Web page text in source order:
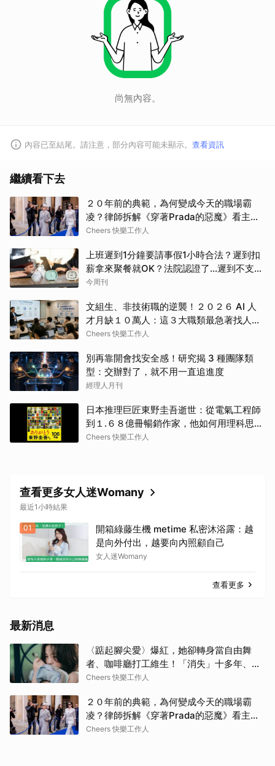
尚無內容。
內容已至結尾。請注意，部分內容可能未顯示。 查看資訊
繼續看下去
２０年前的典範，為何變成今天的職場霸
凌？律師拆解《穿著Prada的惡魔》看主管
最易踩線的４大霸凌樣態、跨世代溝通避雷
Cheers 快樂工作人
上班遲到1分鐘要請事假1小時合法？遲到扣
薪拿來聚餐就OK？法院認證了…遲到不支薪
這樣算
今周刊
文組生、非技術職的逆襲！２０２６ AI 人
才月缺１０萬人：這３大職類最急著找人、
薪資最高狂漲６９%
Cheers 快樂工作人
別再靠開會找安全感！研究揭 3 種團隊類
型：交辦對了，就不用一直追進度
經理人月刊
日本推理巨匠東野圭吾逝世：從電氣工程師
到１.６８億冊暢銷作家，他如何用理科思維
寫出撼動人心的生命解憂學？
Cheers 快樂工作人
查看更多女人迷Womany
最近1小時結果
01
開箱綠藤生機 metime 私密沐浴露：越
是向外付出，越要向內照顧自己
女人迷Womany
查看更多
最新消息
〈踮起腳尖愛〉爆紅，她卻轉身當自由舞
者、咖啡廳打工維生！「消失」十多年、回
歸獲金曲獎，洪佩瑜：「我這輩子應該都想
Cheers 快樂工作人
２０年前的典範，為何變成今天的職場霸
凌？律師拆解《穿著Prada的惡魔》看主管
最易踩線的４大霸凌樣態、跨世代溝通避雷
Cheers 快樂工作人